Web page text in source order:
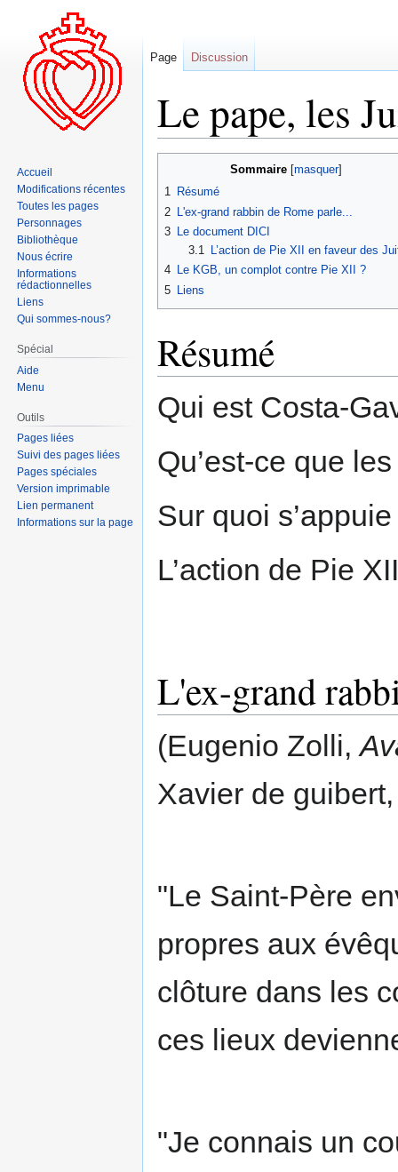
Le pape, les
navigation
recherche
Sommaire
1 Résumé
2
L'ex-grand rabbin de Rome parle...
3 Le document DICI
3.1
L’action de Pie XII en faveur des
4 Le KGB, un complot contre Pie XII ?
5
Liens
Résumé
Qui est Costa-
Qu’est-ce que
Sur quoi
L’action de Pie
L'ex-grand
(Eugenio Zolli,
Xavier de
"Le Saint-Père
propres aux
clôture dans les
ces lieux
"Je connais un
Page Discussion
Accueil
Modifications récentes
Toutes les pages
Personnages
Bibliothèque
Nous écrire
Informations
rédactionnelles
Liens
Qui sommes-nous?
Spécial
Aide
Menu
Outils
Pages liées
Suivi des pages liées
Pages spéciales
Version imprimable
Lien permanent
Informations sur la page